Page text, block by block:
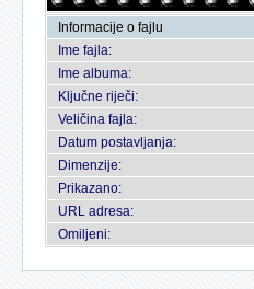
Informacije o fajlu
Ime fajla:
Ime albuma:
Ključne riječi:
Veličina fajla:
Datum postavljanja:
Dimenzije:
Prikazano:
URL adresa:
Omiljeni: